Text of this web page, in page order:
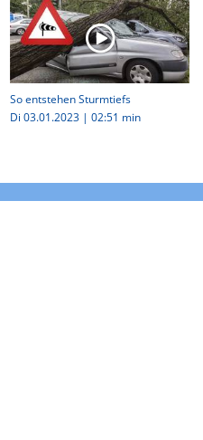
So entstehen Sturmtiefs
Di 03.01.2023 | 02:51 min